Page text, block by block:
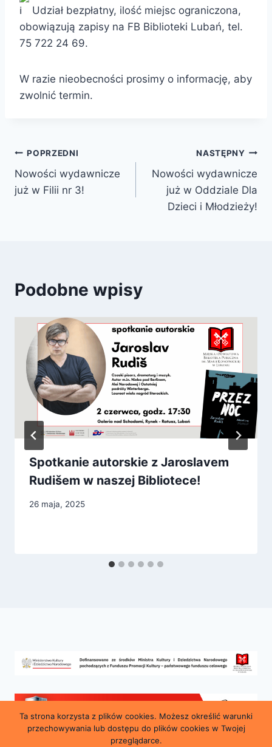
Udział bezpłatny, ilość miejsc ograniczona,
obowiązują zapisy na FB Biblioteki Lubań, tel.
75 722 24 69.
W razie nieobecności prosimy o informację, aby
zwolnić termin.
Nawigacja
wpisu
POPRZEDNI
Nowości wydawnicze
już w Filii nr 3!
NASTĘPNY
Nowości wydawnicze
już w Oddziale Dla
Dzieci i Młodzieży!
Podobne wpisy
Spotkanie autorskie z Jaroslavem
Rudišem w naszej Bibliotece!
26 maja, 2025
Ta strona korzysta z plików cookies. Możesz określić warunki
przechowywania lub dostępu do plików cookies w Twojej
przeglądarce.